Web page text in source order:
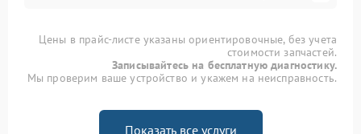
Цены в прайс-листе указаны ориентировочные, без учета
стоимости запчастей.
Записывайтесь на бесплатную диагностику.
Мы проверим ваше устройство и укажем на неисправность.
Показать все услуги